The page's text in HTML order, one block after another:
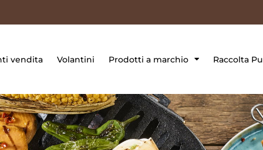
vendita Volantini Prodotti a marchio Raccolta